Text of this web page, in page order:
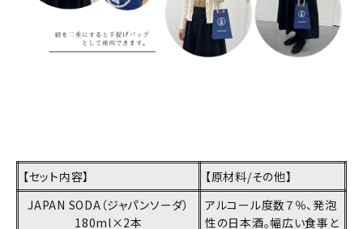
【セット内容】
【原材料/その他】
JAPAN SODA（ジャパンソーダ）
180ml×2本
アルコール度数７％、発泡
性の日本酒。幅広い食事と